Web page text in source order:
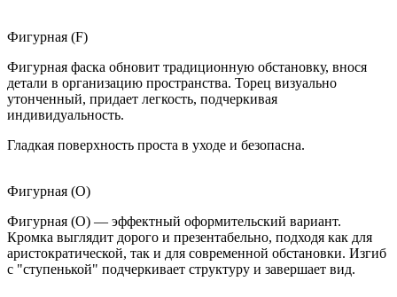
Фигурная (F)
Фигурная фаска обновит традиционную обстановку, внося
детали в организацию пространства. Торец визуально
утонченный, придает легкость, подчеркивая
индивидуальность.
Гладкая поверхность проста в уходе и безопасна.
Фигурная (O)
Фигурная (O) — эффектный оформительский вариант.
Кромка выглядит дорого и презентабельно, подходя как для
аристократической, так и для современной обстановки. Изгиб
с "ступенькой" подчеркивает структуру и завершает вид.